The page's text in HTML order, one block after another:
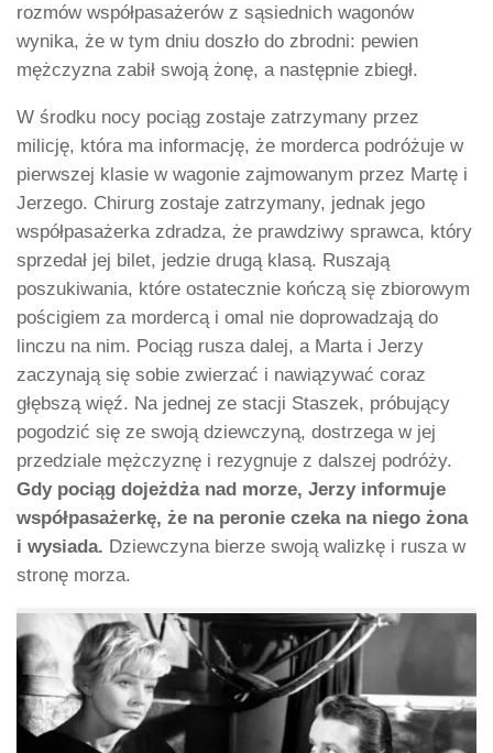
rozmów współpasażerów z sąsiednich wagonów
wynika, że w tym dniu doszło do zbrodni: pewien
mężczyzna zabił swoją żonę, a następnie zbiegł.
W środku nocy pociąg zostaje zatrzymany przez
milicję, która ma informację, że morderca podróżuje w
pierwszej klasie w wagonie zajmowanym przez Martę i
Jerzego. Chirurg zostaje zatrzymany, jednak jego
współpasażerka zdradza, że prawdziwy sprawca, który
sprzedał jej bilet, jedzie drugą klasą. Ruszają
poszukiwania, które ostatecznie kończą się zbiorowym
pościgiem za mordercą i omal nie doprowadzają do
linczu na nim. Pociąg rusza dalej, a Marta i Jerzy
zaczynają się sobie zwierzać i nawiązywać coraz
głębszą więź. Na jednej ze stacji Staszek, próbujący
pogodzić się ze swoją dziewczyną, dostrzega w jej
przedziale mężczyznę i rezygnuje z dalszej podróży.
Gdy pociąg dojeżdża nad morze, Jerzy informuje
współpasażerkę, że na peronie czeka na niego żona
i wysiada. Dziewczyna bierze swoją walizkę i rusza w
stronę morza.